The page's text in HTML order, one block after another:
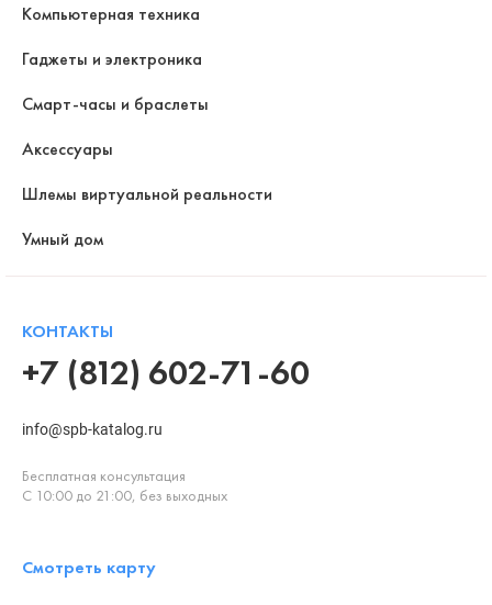
Компьютерная техника
Гаджеты и электроника
Смарт-часы и браслеты
Аксессуары
Шлемы виртуальной реальности
Умный дом
КОНТАКТЫ
+7 (812) 602-71-60
info@spb-katalog.ru
Бесплатная консультация
С 10:00 до 21:00, без выходных
Смотреть карту